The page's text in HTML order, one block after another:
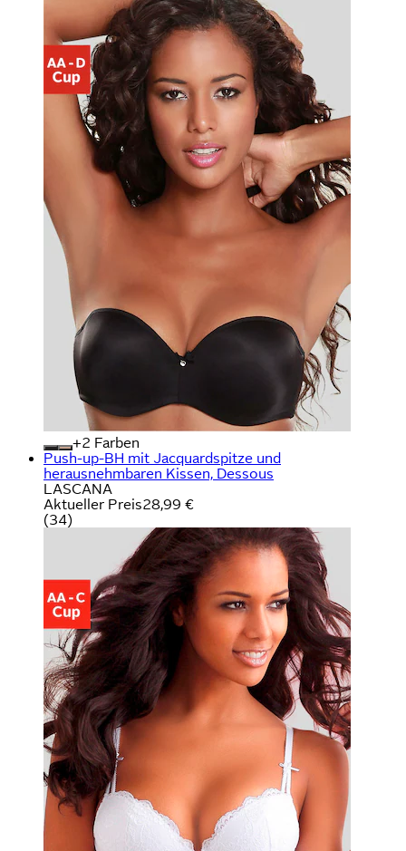
+
Farben
Push-up-BH mit Jacquardspitze und
herausnehmbaren Kissen, Dessous
LASCANA
Aktueller Preis28,99 €
(34)